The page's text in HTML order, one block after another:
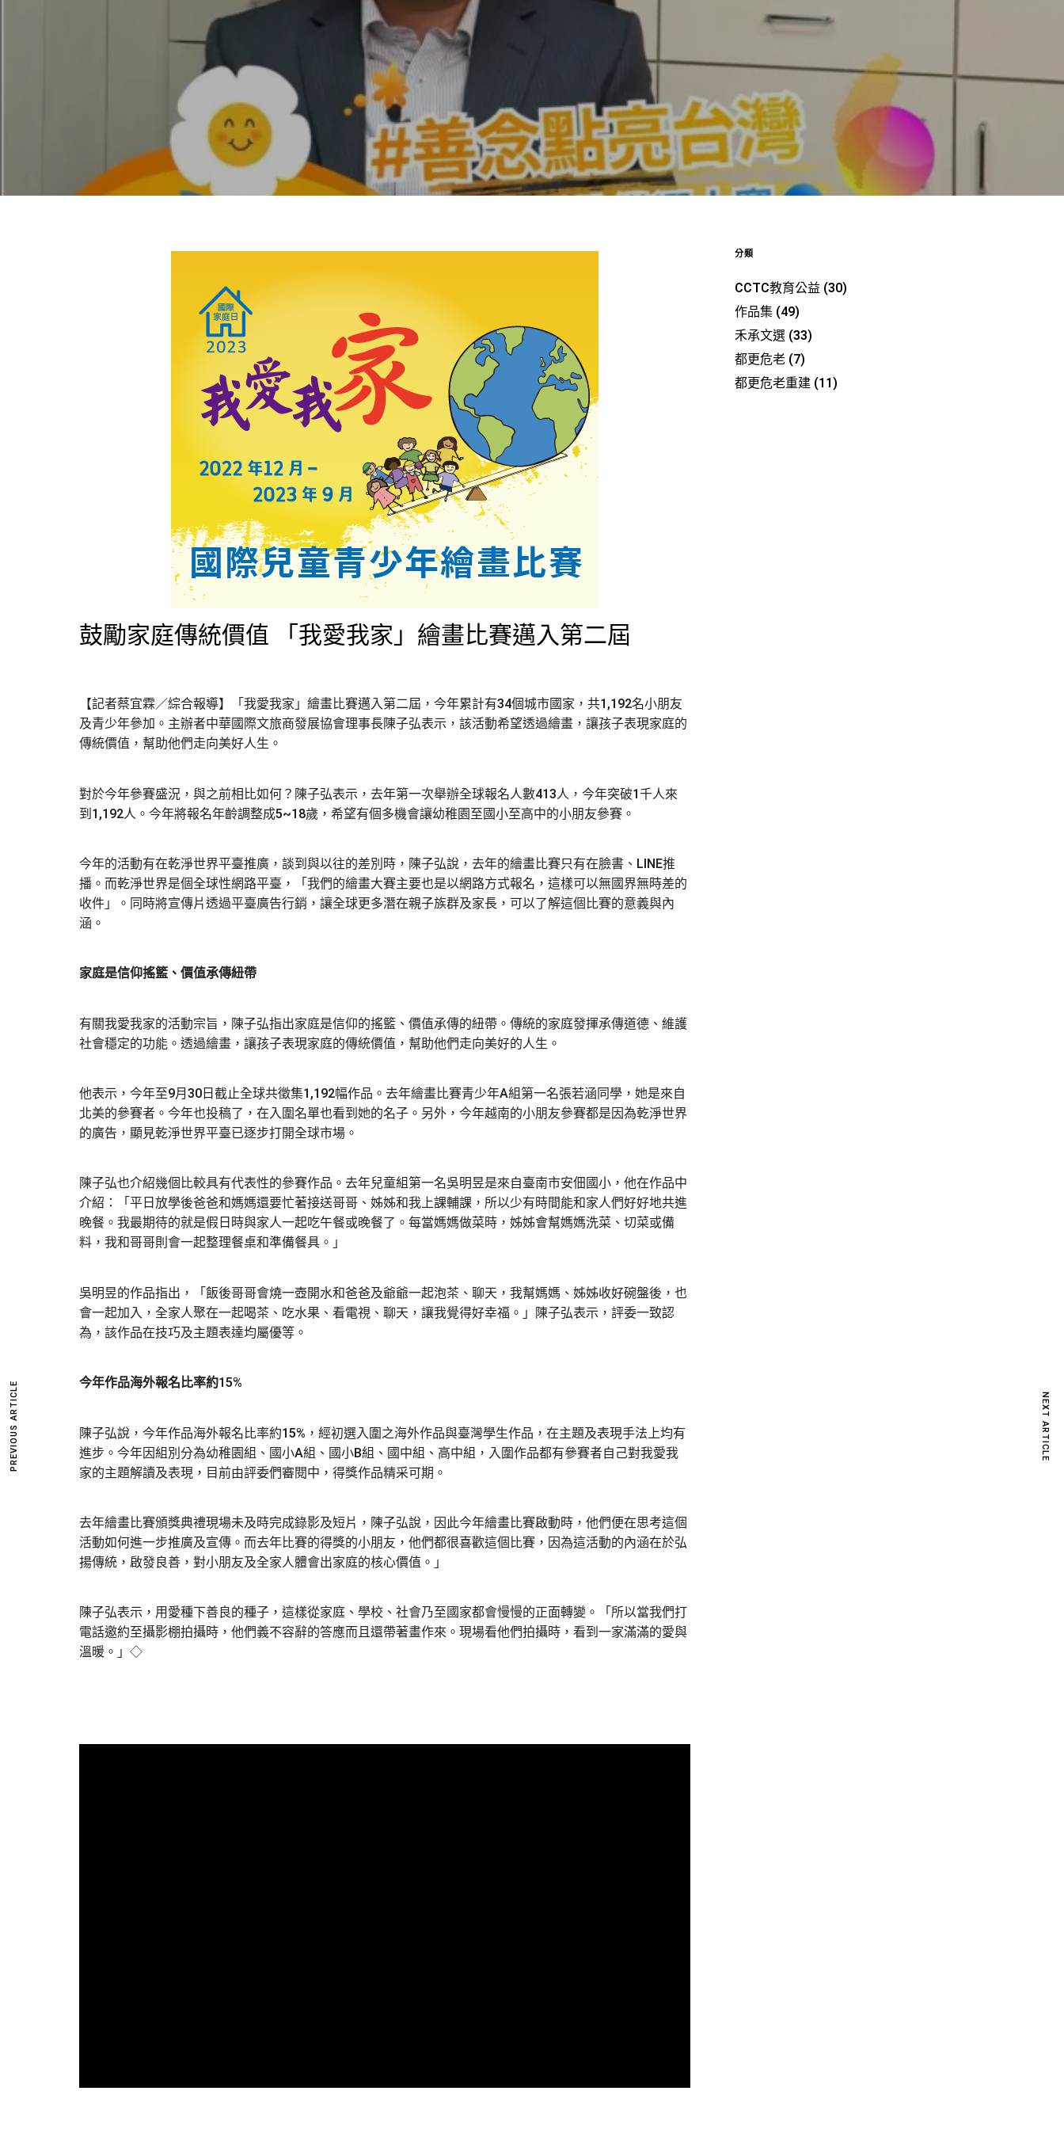
鼓勵家庭傳統價值 「我愛我家」繪畫比賽邁入第二屆
【記者蔡宜霖／綜合報導】
「我愛我家」繪畫比賽邁入第二屆，今年累計有34個城市國家，共1,192名小朋友
及青少年參加。主辦者中華國際文旅商發展協會理事長陳子弘表示，該活動希望透過繪畫，讓孩子表現家庭的
傳統價值，幫助他們走向美好人生。
對於今年參賽盛況，與之前相比如何？陳子弘表示，去年第一次舉辦全球報名人數413人，今年突破1千人來
到1,192人。今年將報名年齡調整成5~18歲，希望有個多機會讓幼稚園至國小至高中的小朋友參賽。
今年的活動有在乾淨世界平臺推廣，談到與以往的差別時，陳子弘說，去年的繪畫比賽只有在臉書、LINE推
播。而乾淨世界是個全球性網路平臺，「我們的繪畫大賽主要也是以網路方式報名，這樣可以無國界無時差的
收件」。同時將宣傳片透過平臺廣告行銷，讓全球更多潛在親子族群及家長，可以了解這個比賽的意義與內
涵。
家庭是信仰搖籃、價值承傳紐帶
有關我愛我家的活動宗旨，陳子弘指出家庭是信仰的搖籃、價值承傳的紐帶。傳統的家庭發揮承傳道德、維護
社會穩定的功能。透過繪畫，讓孩子表現家庭的傳統價值，幫助他們走向美好的人生。
他表示，今年至9月30日截止全球共徵集1,192幅作品。去年繪畫比賽青少年A組第一名張若涵同學，她是來自
北美的參賽者。今年也投稿了，在入圍名單也看到她的名子。另外，今年越南的小朋友參賽都是因為乾淨世界
的廣告，顯見乾淨世界平臺已逐步打開全球市場。
陳子弘也介紹幾個比較具有代表性的參賽作品。去年兒童組第一名吳明昱是來自臺南市安佃國小，他在作品中
介紹：「平日放學後爸爸和媽媽還要忙著接送哥哥、姊姊和我上課輔課，所以少有時間能和家人們好好地共進
晚餐。我最期待的就是假日時與家人一起吃午餐或晚餐了。每當媽媽做菜時，姊姊會幫媽媽洗菜、切菜或備
料，我和哥哥則會一起整理餐桌和準備餐具。」
吳明昱的作品指出，「飯後哥哥會燒一壺開水和爸爸及爺爺一起泡茶、聊天，我幫媽媽、姊姊收好碗盤後，也
會一起加入，全家人聚在一起喝茶、吃水果、看電視、聊天，讓我覺得好幸福。」陳子弘表示，評委一致認
為，該作品在技巧及主題表達均屬優等。
今年作品海外報名比率約15%
陳子弘說，今年作品海外報名比率約15%，經初選入圍之海外作品與臺灣學生作品，在主題及表現手法上均有
進步。今年因組別分為幼稚園組、國小A組、國小B組、國中組、高中組，入圍作品都有參賽者自己對我愛我
家的主題解讀及表現，目前由評委們審閱中，得獎作品精采可期。
去年繪畫比賽頒獎典禮現場未及時完成錄影及短片，陳子弘說，因此今年繪畫比賽啟動時，他們便在思考這個
活動如何進一步推廣及宣傳。而去年比賽的得獎的小朋友，他們都很喜歡這個比賽，因為這活動的內涵在於弘
揚傳統，啟發良善，對小朋友及全家人體會出家庭的核心價值。」
陳子弘表示，用愛種下善良的種子，這樣從家庭、學校、社會乃至國家都會慢慢的正面轉變。「所以當我們打
電話邀約至攝影棚拍攝時，他們義不容辭的答應而且還帶著畫作來。現場看他們拍攝時，看到一家滿滿的愛與
溫暖。」◇
PREVIOUS ARTICLE NEXT ARTICLE
分類
CCTC教育公益 (30)
作品集 (49)
禾承文選 (33)
都更危老 (7)
都更危老重建 (11)